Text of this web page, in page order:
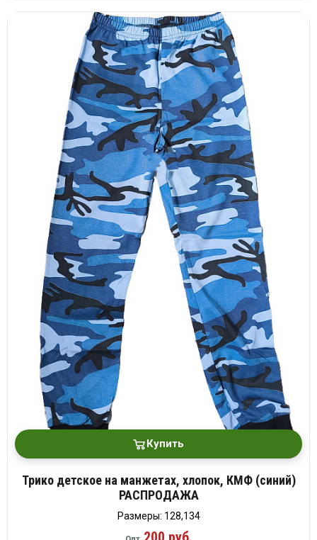
Купить
Трико детское на манжетах, хлопок, КМФ (синий)
РАСПРОДАЖА
Размеры: 128,134